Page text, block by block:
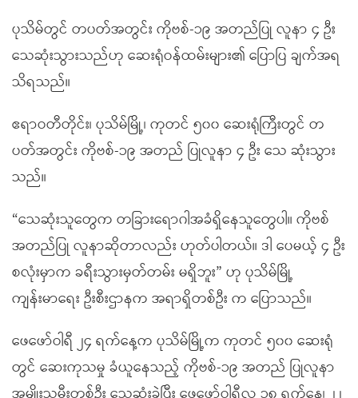
ပုသိမ်တွင် တပတ်အတွင်း ကိုဗစ်-၁၉ အတည်ပြု လူနာ ၄ ဦး
သေဆုံးသွားသည်ဟု ဆေးရုံဝန်ထမ်းများ၏ ပြောပြ ချက်အရ
သိရသည်။
ဧရာဝတီတိုင်း၊ ပုသိမ်မြို့၊ ကုတင် ၅၀၀ ဆေးရုံကြီးတွင် တ
ပတ်အတွင်း ကိုဗစ်-၁၉ အတည် ပြုလူနာ ၄ ဦး သေ ဆုံးသွား
သည်။
“သေဆုံးသူတွေက တခြားရောဂါအခံရှိနေသူတွေပါ။ ကိုဗစ်
အတည်ပြု လူနာဆိုတာလည်း ဟုတ်ပါတယ်။ ဒါ ပေမယ့် ၄ ဦး
စလုံးမှာက ခရီးသွားမှတ်တမ်း မရှိဘူး” ဟု ပုသိမ်မြို့
ကျန်းမာရေး ဦးစီးဌာနက အရာရှိတစ်ဦး က ပြောသည်။
ဖေဖော်ဝါရီ ၂၄ ရက်နေ့က ပုသိမ်မြို့က ကုတင် ၅၀၀ ဆေးရုံ
တွင် ဆေးကုသမှု ခံယူနေသည့် ကိုဗစ်-၁၉ အတည် ပြုလူနာ